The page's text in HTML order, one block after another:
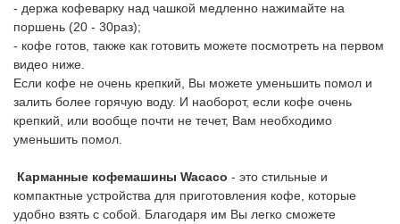
- держа кофеварку над чашкой медленно нажимайте на
поршень (20 - 30раз);
- кофе готов, также как готовить можете посмотреть на первом
видео ниже.
Если кофе не очень крепкий, Вы можете уменьшить помол и
залить более горячую воду. И наоборот, если кофе очень
крепкий, или вообще почти не течет, Вам необходимо
уменьшить помол.
Карманные кофемашины Wacaco - это стильные и
компактные устройства для приготовления кофе, которые
удобно взять с собой. Благодаря им Вы легко сможете